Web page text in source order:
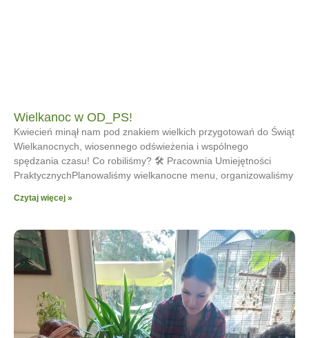
Wielkanoc w OD_PS!
Kwiecień minął nam pod znakiem wielkich przygotowań do Świąt
Wielkanocnych, wiosennego odświeżenia i wspólnego
spędzania czasu! Co robiliśmy? 🛠 Pracownia Umiejętności
PraktycznychPlanowaliśmy wielkanocne menu, organizowaliśmy
Czytaj więcej »